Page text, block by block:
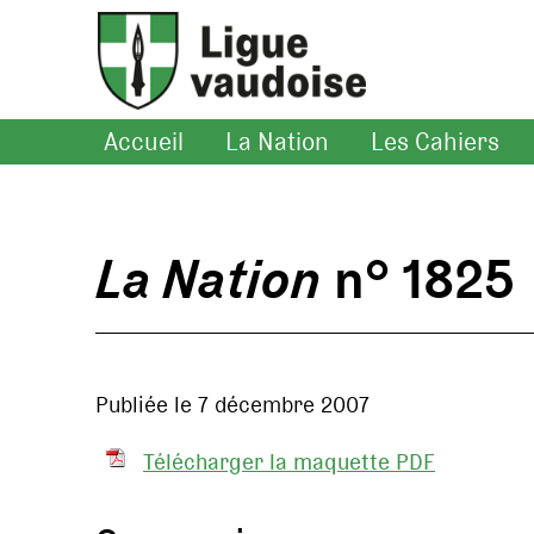
Accueil La Nation Les Cahiers
La Nation n° 1825
Publiée le 7 décembre 2007
Télécharger la maquette PDF